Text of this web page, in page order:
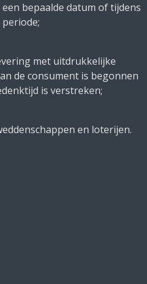
bepaalde datum of tijdens
met uitdrukkelijke
de consument is begonnen
is verstreken;
en loterijen.